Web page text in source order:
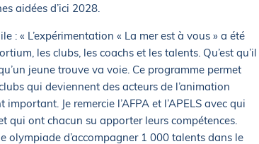
aidées d’ici 2028.
: « L’expérimentation « La mer est à vous » a été
les clubs, les coachs et les talents. Qu’est qu’il
jeune trouve va voie. Ce programme permet
qui deviennent des acteurs de l’animation
Je remercie l’AFPA et l’APELS avec qui
qui ont chacun su apporter leurs compétences.
olympiade d’accompagner 1 000 talents dans le